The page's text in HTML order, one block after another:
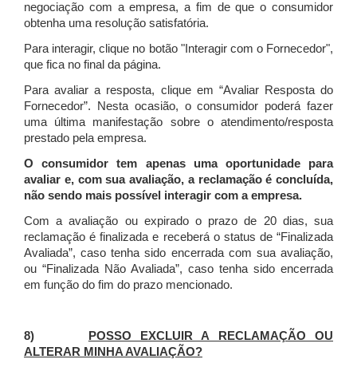
negociação com a empresa, a fim de que o consumidor
obtenha uma resolução satisfatória.
Para interagir, clique no botão "Interagir com o Fornecedor",
que fica no final da página.
Para avaliar a resposta, clique em “Avaliar Resposta do
Fornecedor”. Nesta ocasião, o consumidor poderá fazer
uma última manifestação sobre o atendimento/resposta
prestado pela empresa.
O consumidor tem apenas uma oportunidade para
avaliar e, com sua avaliação, a reclamação é concluída,
não sendo mais possível interagir com a empresa.
Com a avaliação ou expirado o prazo de 20 dias, sua
reclamação é finalizada e receberá o status de “Finalizada
Avaliada”, caso tenha sido encerrada com sua avaliação,
ou “Finalizada Não Avaliada”, caso tenha sido encerrada
em função do fim do prazo mencionado.
8)
POSSO EXCLUIR A RECLAMAÇÃO OU
ALTERAR MINHA AVALIAÇÃO?